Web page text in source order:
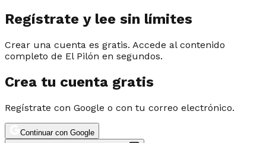
Regístrate y lee sin límites
Crear una cuenta es gratis. Accede al contenido
completo de El Pilón en segundos.
Crea tu cuenta gratis
Regístrate con Google o con tu correo electrónico.
Continuar con Google